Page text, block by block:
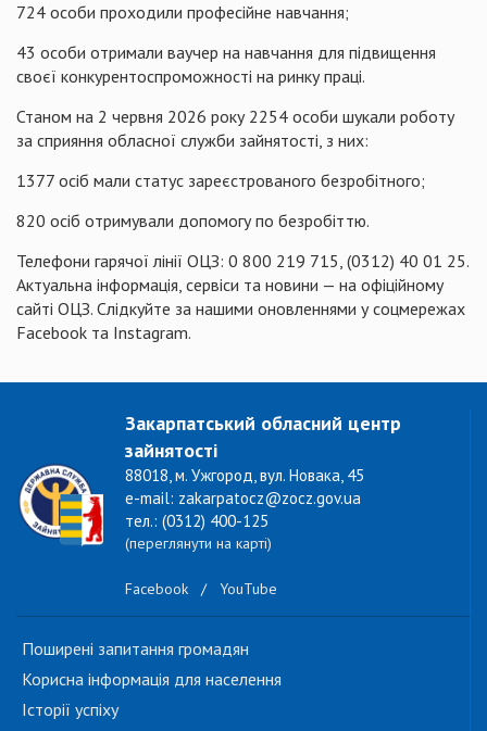
724 особи проходили професійне навчання;
43 особи отримали ваучер на навчання для підвищення
своєї конкурентоспроможності на ринку праці.
Станом на 2 червня 2026 року 2254 особи шукали роботу
за сприяння обласної служби зайнятості, з них:
1377 осіб мали статус зареєстрованого безробітного;
820 осіб отримували допомогу по безробіттю.
Телефони гарячої лінії ОЦЗ: 0 800 219 715, (0312) 40 01 25.
Актуальна інформація, сервіси та новини — на офіційному
сайті ОЦЗ. Слідкуйте за нашими оновленнями у соцмережах
Facebook та Instagram.
Закарпатський обласний центр
зайнятості
88018, м. Ужгород, вул. Новака, 45
e-mail: zakarpatocz@zocz.gov.ua
тел.: (0312) 400-125
(переглянути на карті)
Facebook / YouTube
Поширені запитання громадян
Корисна інформація для населення
Історії успіху